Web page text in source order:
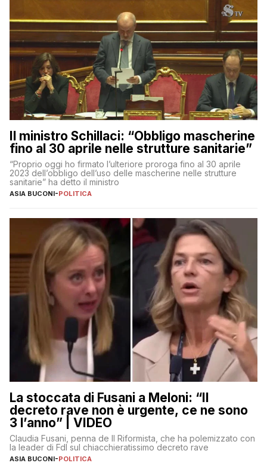
Il ministro Schillaci: “Obbligo mascherine
fino al 30 aprile nelle strutture sanitarie”
“Proprio oggi ho firmato l’ulteriore proroga fino al 30 aprile
2023 dell’obbligo dell’uso delle mascherine nelle strutture
sanitarie” ha detto il ministro
ASIA BUCONI-POLITICA
La stoccata di Fusani a Meloni: “Il
decreto rave non è urgente, ce ne sono
3 l’anno” | VIDEO
Claudia Fusani, penna de Il Riformista, che ha polemizzato con
la leader di FdI sul chiacchieratissimo decreto rave
ASIA BUCONI-POLITICA